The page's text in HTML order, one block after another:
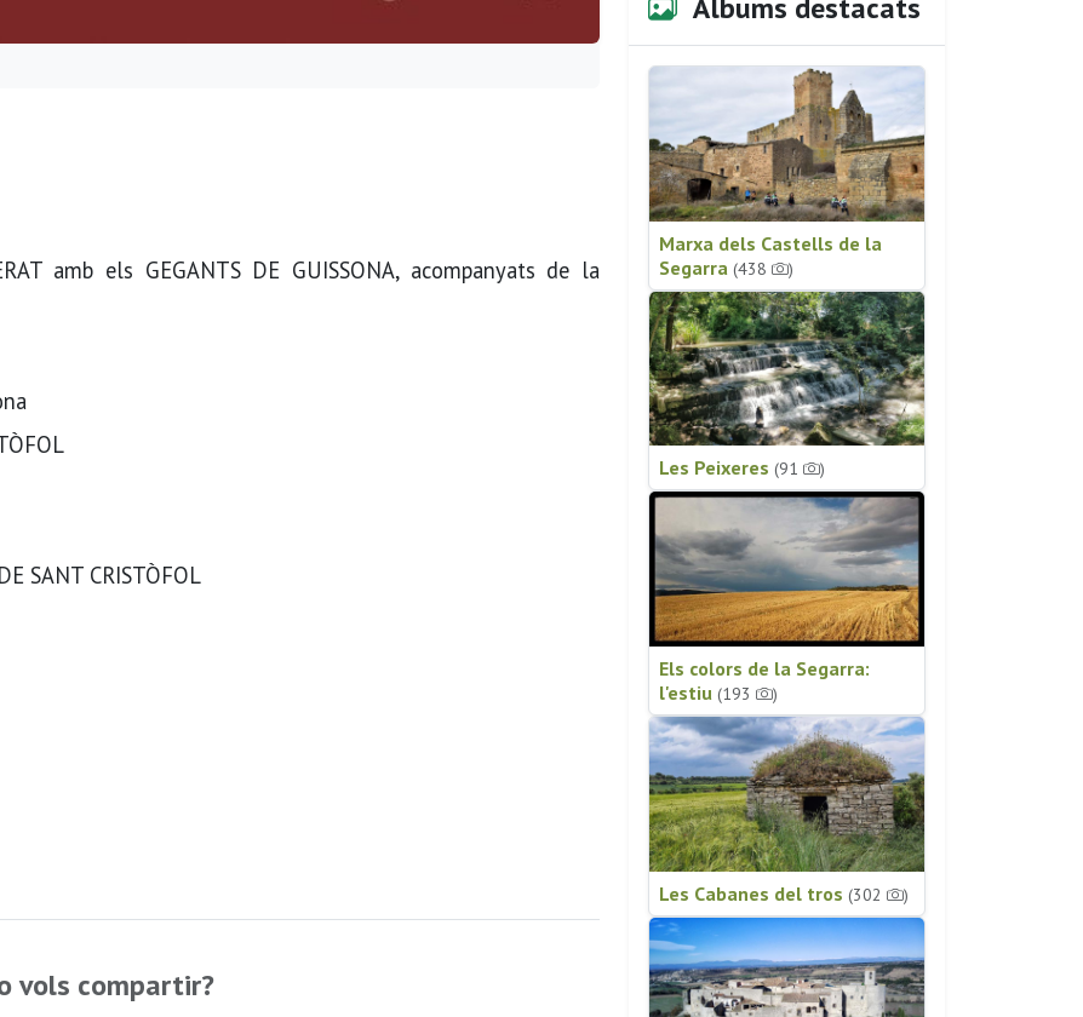
amb els GEGANTS DE GUISSONA, acompanyats de la
SANT CRISTÒFOL
vols compartir?
Àlbums destacats
Marxa dels Castells de la
Segarra (438 )
Les Peixeres (91 )
Els colors de la Segarra:
l'estiu (193 )
Les Cabanes del tros (302 )